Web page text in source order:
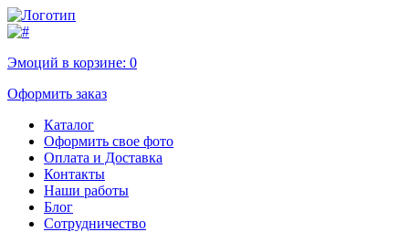
Эмоций в корзине: 0
Оформить заказ
Каталог
Оформить свое фото
Оплата и Доставка
Контакты
Наши работы
Блог
Сотрудничество